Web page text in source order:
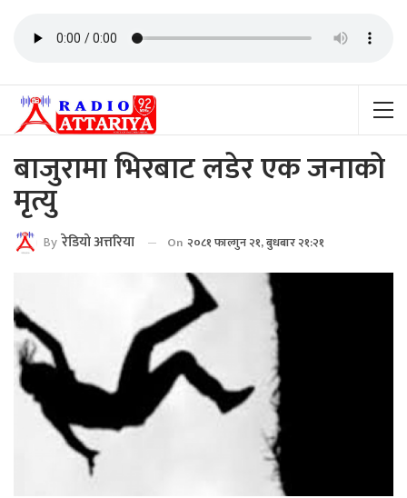
बाजुरामा भिरबाट लडेर एक जनाको
मृत्यु
By रेडियाे अत्तरिया On २०८१ फाल्गुन २१, बुधबार २१:२१